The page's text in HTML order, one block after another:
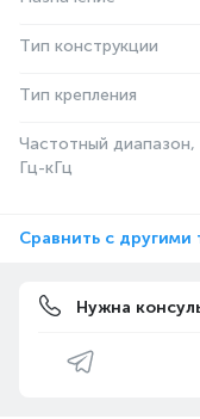
Тип конструкции
Тип крепления
Частотный диапазон,
Гц-кГц
Сравнить с другими
Нужна